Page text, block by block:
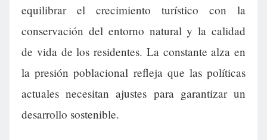
equilibrar el crecimiento turístico con la
conservación del entorno natural y la calidad
de vida de los residentes. La constante alza en
la presión poblacional refleja que las políticas
actuales necesitan ajustes para garantizar un
desarrollo sostenible.